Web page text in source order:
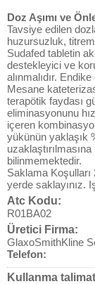
Doz Aşımı ve
Tavsiye edilen
huzursuzluk,
Sudafed tabletin
destekleyici ve
alınmalıdır.
Mesane
terapötik faydası
eliminasyonunu
içeren
yükünün yaklaşık
bilinmemektedir.
Saklama Koşulları
yerde saklayınız.
Atc Kodu:
R01BA02
Üretici Firma:
GlaxoSmithKline
Telefon:
Kullanma